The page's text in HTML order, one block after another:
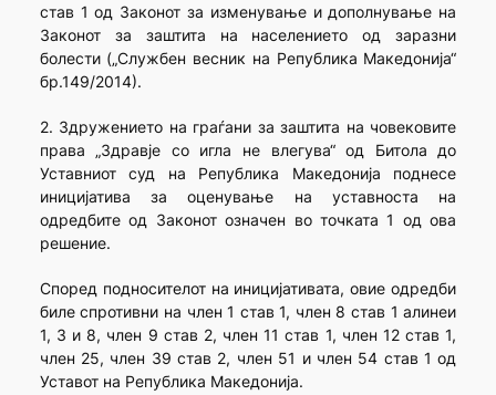
став 1 од Законот за изменување и дополнување на
Законот за заштита на населението од заразни
болести („Службен весник на Република Македонија“
бр.149/2014).
2. Здружението на граѓани за заштита на човековите
права „Здравје со игла не влегува“ од Битола до
Уставниот суд на Република Македонија поднесе
иницијатива за оценување на уставноста на
одредбите од Законот означен во точката 1 од ова
решение.
Според подносителот на иницијативата, овие одредби
биле спротивни на член 1 став 1, член 8 став 1 алинеи
1, 3 и 8, член 9 став 2, член 11 став 1, член 12 став 1,
член 25, член 39 став 2, член 51 и член 54 став 1 од
Уставот на Република Македонија.